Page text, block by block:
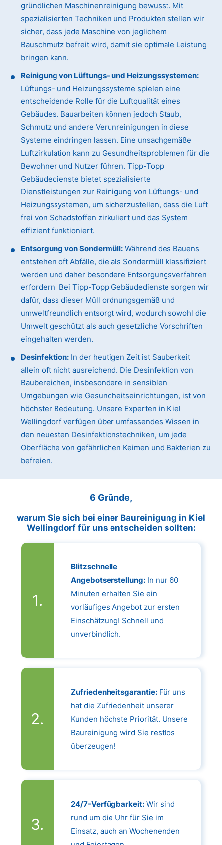
gründlichen Maschinenreinigung bewusst. Mit
spezialisierten Techniken und Produkten stellen wir
sicher, dass jede Maschine von jeglichem
Bauschmutz befreit wird, damit sie optimale Leistung
bringen kann.
Reinigung von Lüftungs- und Heizungssystemen:
Lüftungs- und Heizungssysteme spielen eine
entscheidende Rolle für die Luftqualität eines
Gebäudes. Bauarbeiten können jedoch Staub,
Schmutz und andere Verunreinigungen in diese
Systeme eindringen lassen. Eine unsachgemäße
Luftzirkulation kann zu Gesundheitsproblemen für die
Bewohner und Nutzer führen. Tipp-Topp
Gebäudedienste bietet spezialisierte
Dienstleistungen zur Reinigung von Lüftungs- und
Heizungssystemen, um sicherzustellen, dass die Luft
frei von Schadstoffen zirkuliert und das System
effizient funktioniert.
Entsorgung von Sondermüll: Während des Bauens
entstehen oft Abfälle, die als Sondermüll klassifiziert
werden und daher besondere Entsorgungsverfahren
erfordern. Bei Tipp-Topp Gebäudedienste sorgen wir
dafür, dass dieser Müll ordnungsgemäß und
umweltfreundlich entsorgt wird, wodurch sowohl die
Umwelt geschützt als auch gesetzliche Vorschriften
eingehalten werden.
Desinfektion: In der heutigen Zeit ist Sauberkeit
allein oft nicht ausreichend. Die Desinfektion von
Baubereichen, insbesondere in sensiblen
Umgebungen wie Gesundheitseinrichtungen, ist von
höchster Bedeutung. Unsere Experten in Kiel
Wellingdorf verfügen über umfassendes Wissen in
den neuesten Desinfektionstechniken, um jede
Oberfläche von gefährlichen Keimen und Bakterien zu
befreien.
6 Gründe,
warum Sie sich bei einer Baureinigung in Kiel
Wellingdorf für uns entscheiden sollten:
Blitzschnelle
Angebotserstellung:In nur 60
Minuten erhalten Sie ein
vorläufiges Angebot zur ersten
Einschätzung! Schnell und
unverbindlich.
Zufriedenheitsgarantie:Für uns
hat die Zufriedenheit unserer
Kunden höchste Priorität. Unsere
Baureinigung wird Sie restlos
überzeugen!
24/7-Verfügbarkeit:Wir sind
rund um die Uhr für Sie im
Einsatz, auch an Wochenenden